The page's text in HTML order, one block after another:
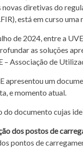
diretivas do
está em curso uma
de 2024, entre a
as soluções
Associação de
apresentou um
e momento atual.
do documento cujas
dos postos de
pontos de